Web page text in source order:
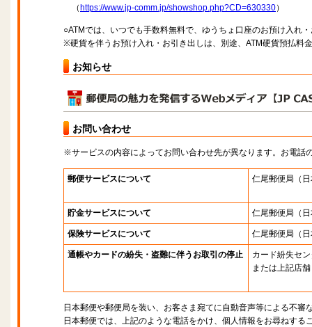
（ https://www.jp-comm.jp/showshop.php?CD=630330）
○ATMでは、いつでも手数料無料で、ゆうちょ口座のお預け入れ
※硬貨を伴うお預け入れ・お引き出しは、別途、ATM硬貨預払料
お知らせ
お問い合わせ
※サービスの内容によってお問い合わせ先が異なります。お電話
郵便サービスについて 仁尾郵便局 （
貯金サービスについて 仁尾郵便局 （
保険サービスについて 仁尾郵便局 （
通帳やカードの紛失・盗難に伴うお取引の停止
カード紛失セ
または上記店舗
日本郵便や郵便局を装い、お客さま宛てに自動音声等による不審
日本郵便では、上記のような電話をかけ、個人情報をお尋ねする